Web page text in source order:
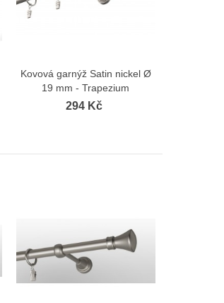
Zobrazit více
Kovová garnýž Satin nickel Ø
19 mm - Trapezium
294 Kč